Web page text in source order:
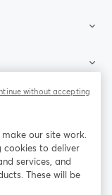
einem neuen Tab geöffnet
X (Twitter)
our site work.
cookies to deliver
services, and
These will be
without accepting